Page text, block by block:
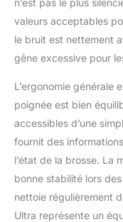
valeurs acceptables
le bruit est nettement
gêne excessive pour
L’ergonomie générale
poignée est bien
accessibles d’une
fournit des
l’état de la brosse. La
bonne stabilité lors
nettoie régulièrement
Ultra représente un